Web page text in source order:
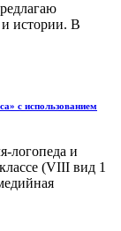
и истории. В
с использованием
логопеда и
(VIII вид 1